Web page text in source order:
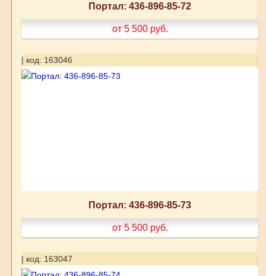
Портал: 436-896-85-72
от 5 500 руб.
| код: 163046
Портал: 436-896-85-73
от 5 500 руб.
| код: 163047